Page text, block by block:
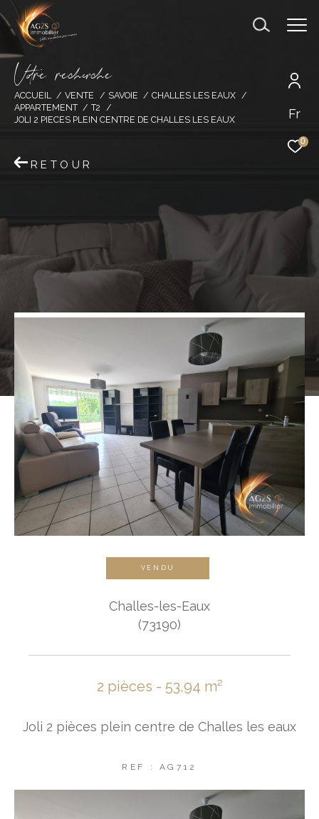
Fr
0
Vore recece
ACCUEIL VENTE SAVOIE
CHALLES LES EAUX
APPARTEMENT
T2
JOLI 2 PIECES PLEIN CENTRE DE CHALLES LES EAUX
RETOUR
VENDU
Challes-les-Eaux
(73190)
2 pièces - 53,94 m²
Joli 2 pièces plein centre de Challes les eaux
REF : AG712